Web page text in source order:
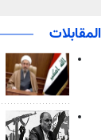
المقابلات